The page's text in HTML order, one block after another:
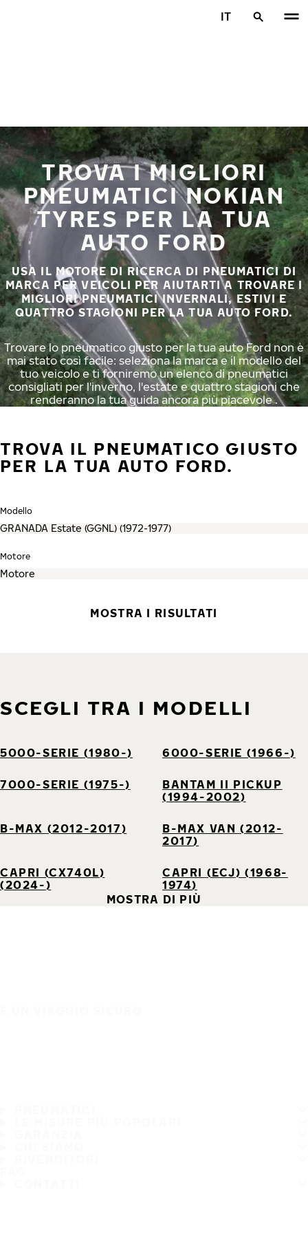
IT
TROVA I MIGLIORI
PNEUMATICI NOKIAN
TYRES PER LA TUA
AUTO FORD
USA IL MOTORE DI RICERCA DI PNEUMATICI DI
MARCA PER VEICOLI PER AIUTARTI A TROVARE I
MIGLIORI PNEUMATICI INVERNALI, ESTIVI E
QUATTRO STAGIONI PER LA TUA AUTO FORD.
Trovare lo pneumatico giusto per la tua auto Ford non è
mai stato così facile: seleziona la marca e il modello del
tuo veicolo e ti forniremo un elenco di pneumatici
consigliati per l'inverno, l'estate e quattro stagioni che
renderanno la tua guida ancora più piacevole .
TROVA IL PNEUMATICO GIUSTO
PER LA TUA AUTO FORD.
Modello
Motore
MOSTRA I RISULTATI
SCEGLI TRA I MODELLI
5000-SERIE (1980-) 6000-SERIE (1966-)
7000-SERIE (1975-)
BANTAM II PICKUP
(1994-2002)
B-MAX (2012-2017)
B-MAX VAN (2012-
2017)
CAPRI (CX740L)
(2024-)
CAPRI (ECJ) (1968-
1974)
MOSTRA DI PIÙ